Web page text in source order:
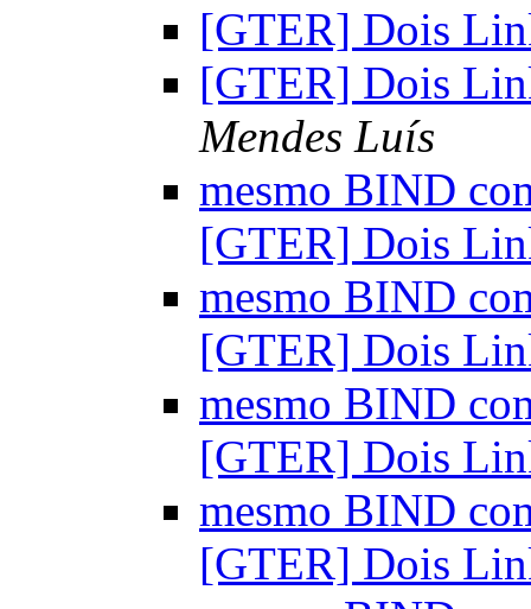
[GTER] Dois
[GTER] Dois
Mendes Luís
mesmo BIND
[GTER] Dois
mesmo BIND
[GTER] Dois
mesmo BIND
[GTER] Dois
mesmo BIND
[GTER] Dois